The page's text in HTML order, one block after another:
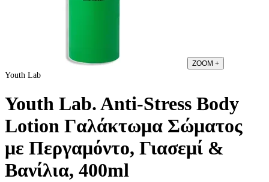
ZOOM +
Youth Lab
Youth Lab. Anti-Stress Body
Lotion Γαλάκτωμα Σώματος
με Περγαμόντο, Γιασεμί &
Βανίλια, 400ml